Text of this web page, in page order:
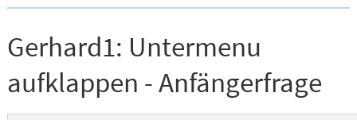
Gerhard1: Untermenu
aufklappen - Anfängerfrage